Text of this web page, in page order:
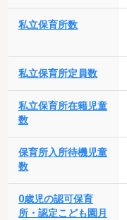
私立保育所数
私立保育所定員数
私立保育所在籍児童
数
保育所入所待機児童
数
0歳児の認可保育
所・認定こども園月